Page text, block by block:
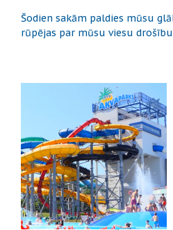
Šodien sakām paldies mūsu
rūpējas par mūsu viesu drošību